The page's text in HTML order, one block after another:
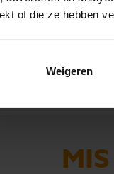
of die ze hebben
Weigeren